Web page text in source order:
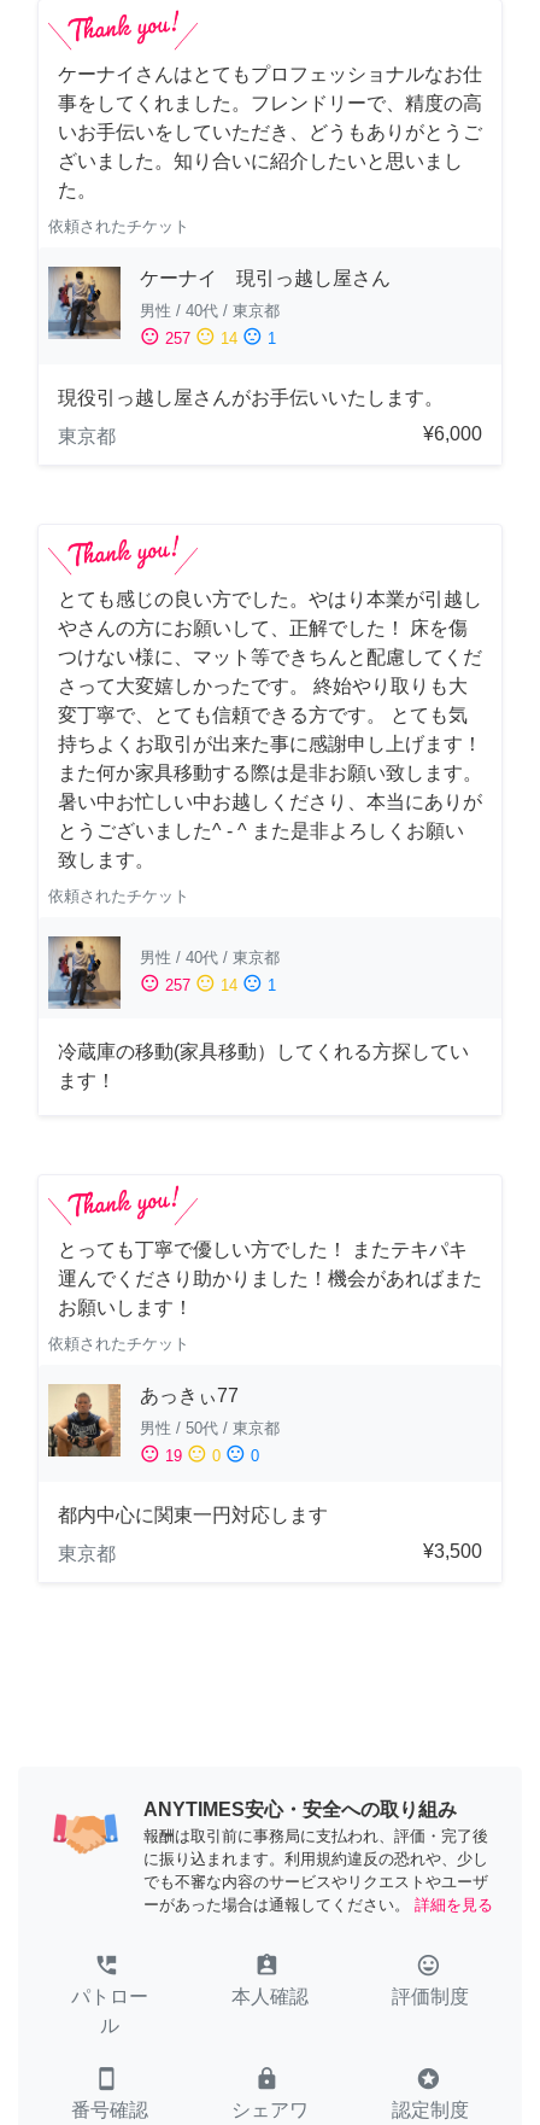
ケーナイさんはとてもプロフェッショナルなお仕
事をしてくれました。フレンドリーで、精度の高
いお手伝いをしていただき、どうもありがとうご
ざいました。知り合いに紹介したいと思いまし
た。
依頼されたチケット
ケーナイ 現引っ越し屋さん
男性 / 40代 / 東京都
sentiment_satisfied 257 sentiment_neutral 14 sentiment_dissatisfied 1
現役引っ越し屋さんがお手伝いいたします。
東京都
¥6,000
とても感じの良い方でした。やはり本業が引越し
やさんの方にお願いして、正解でした！ 床を傷
つけない様に、マット等できちんと配慮してくだ
さって大変嬉しかったです。 終始やり取りも大
変丁寧で、とても信頼できる方です。 とても気
持ちよくお取引が出来た事に感謝申し上げます！
また何か家具移動する際は是非お願い致します。
暑い中お忙しい中お越しくださり、本当にありが
とうございました^ - ^ また是非よろしくお願い
致します。
依頼されたチケット
男性 / 40代 / 東京都
sentiment_satisfied 257 sentiment_neutral 14 sentiment_dissatisfied 1
冷蔵庫の移動(家具移動）してくれる方探してい
ます！
とっても丁寧で優しい方でした！ またテキパキ
運んでくださり助かりました！機会があればまた
お願いします！
依頼されたチケット
あっきぃ77
男性 / 50代 / 東京都
sentiment_satisfied 19 sentiment_neutral 0 sentiment_dissatisfied 0
都内中心に関東一円対応します
東京都
¥3,500
ANYTIMES安心・安全への取り組み
報酬は取引前に事務局に支払われ、評価・完了後
に振り込まれます。利用規約違反の恐れや、少し
でも不審な内容のサービスやリクエストやユーザ
ーがあった場合は通報してください。
詳細を見る
perm_phone_msg
パトロー
ル
assignment_ind
本人確認
tag_faces
評価制度
smartphone
番号確認
lock
シェアワ
stars
認定制度